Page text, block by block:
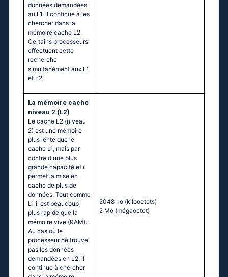
données demandées
au L1, il continue à les
chercher dans la
mémoire cache L2.
Certains processeurs
effectuent cette
recherche
simultanément aux L1
et L2.
La mémoire cache
niveau 2 (L2)
Le cache L2 (niveau
2) est une mémoire
plus lente que le
cache L1, mais par
contre d'une plus
grande capacité et il
permet la mise en
cache de plus de
données. Tout comme
L1 il est beaucoup
plus rapide que la
mémoire vive (RAM).
Au cas où le
processeur ne trouve
pas les données
demandées en L2, il
continue à chercher
2048 ko (kilooctets)
2 Mo (mégaoctet)